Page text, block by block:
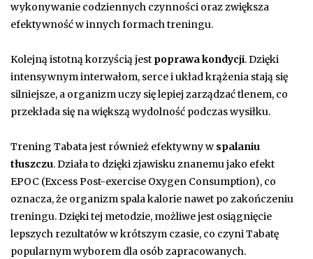
wykonywanie codziennych czynności oraz zwiększa
efektywność w innych formach treningu.
Kolejną istotną korzyścią jest poprawa kondycji. Dzięki
intensywnym interwałom, serce i układ krążenia stają się
silniejsze, a organizm uczy się lepiej zarządzać tlenem, co
przekłada się na większą wydolność podczas wysiłku.
Trening Tabata jest również efektywny w spalaniu
tłuszczu. Działa to dzięki zjawisku znanemu jako efekt
EPOC (Excess Post-exercise Oxygen Consumption), co
oznacza, że organizm spala kalorie nawet po zakończeniu
treningu. Dzięki tej metodzie, możliwe jest osiągnięcie
lepszych rezultatów w krótszym czasie, co czyni Tabatę
popularnym wyborem dla osób zapracowanych.